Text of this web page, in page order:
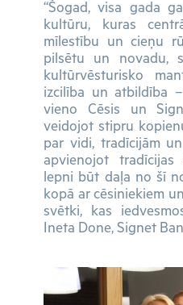
“Šogad, visa gada
kultūru, kuras
mīlestību un cieņu
pilsētu un novadu,
kultūrvēsturisko
izcilība un atbildība
vieno Cēsis un
veidojot stipru
par vidi, tradīcijām
apvienojot tradīcijas
lepni būt daļa no šī
kopā ar cēsiniekiem
svētki, kas
Ineta Done, Signet